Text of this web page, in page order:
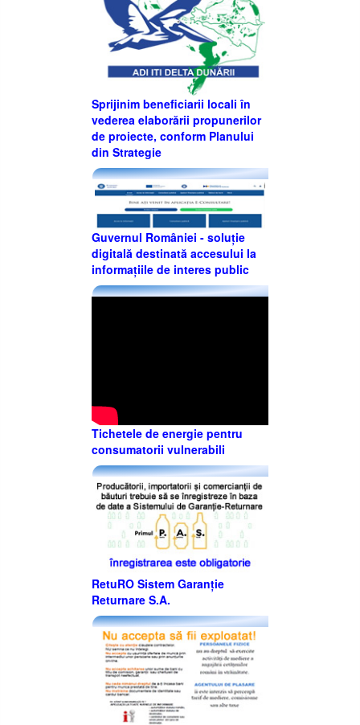
Sprijinim beneficiarii locali în
vederea elaborării propunerilor
de proiecte, conform Planului
din Strategie
Guvernul României - soluție
digitală destinată accesului la
informațiile de interes public
Tichetele de energie pentru
consumatorii vulnerabili
RetuRO Sistem Garanție
Returnare S.A.